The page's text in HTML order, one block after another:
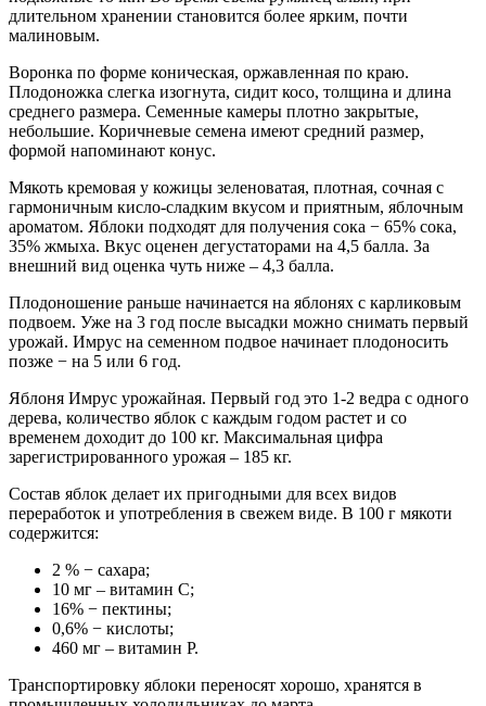
длительном хранении становится более ярким, почти
малиновым.
Воронка по форме коническая, оржавленная по краю.
Плодоножка слегка изогнута, сидит косо, толщина и длина
среднего размера. Семенные камеры плотно закрытые,
небольшие. Коричневые семена имеют средний размер,
формой напоминают конус.
Мякоть кремовая у кожицы зеленоватая, плотная, сочная с
гармоничным кисло-сладким вкусом и приятным, яблочным
ароматом. Яблоки подходят для получения сока − 65% сока,
35% жмыха. Вкус оценен дегустаторами на 4,5 балла. За
внешний вид оценка чуть ниже – 4,3 балла.
Плодоношение раньше начинается на яблонях с карликовым
подвоем. Уже на 3 год после высадки можно снимать первый
урожай. Имрус на семенном подвое начинает плодоносить
позже − на 5 или 6 год.
Яблоня Имрус урожайная. Первый год это 1-2 ведра с одного
дерева, количество яблок с каждым годом растет и со
временем доходит до 100 кг. Максимальная цифра
зарегистрированного урожая – 185 кг.
Состав яблок делает их пригодными для всех видов
переработок и употребления в свежем виде. В 100 г мякоти
содержится:
2 % − сахара;
10 мг – витамин C;
16% − пектины;
0,6% − кислоты;
460 мг – витамин P.
Транспортировку яблоки переносят хорошо, хранятся в